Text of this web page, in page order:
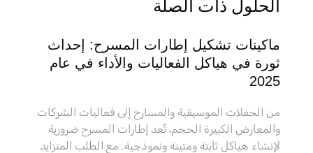
الحلول ذات الصلة
ماكينات تشكيل إطارات المسرح: إحداث
ثورة في هياكل الفعاليات والأداء في عام
2025
من الحفلات الموسيقية والمسارح إلى فعاليات الشركات
والمعارض الكبيرة الحجم، تُعد إطارات المسرح ضرورية
لإنشاء هياكل ثابتة ومتينة ونموذجية. مع الطلب المتزايد